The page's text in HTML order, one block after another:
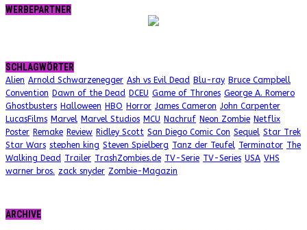
WERBEPARTNER
SCHLAGWÖRTER
Alien Arnold Schwarzenegger Ash vs Evil Dead Blu-ray Bruce Campbell
Convention Dawn of the Dead DCEU Game of Thrones George A. Romero
Ghostbusters Halloween HBO Horror James Cameron John Carpenter
LucasFilms Marvel Marvel Studios MCU Nachruf Neon Zombie Netflix
Poster Remake Review Ridley Scott San Diego Comic Con Sequel Star Trek
Star Wars stephen king Steven Spielberg Tanz der Teufel Terminator The
Walking Dead Trailer TrashZombies.de TV-Serie TV-Series USA VHS
warner bros. zack snyder Zombie-Magazin
ARCHIVE